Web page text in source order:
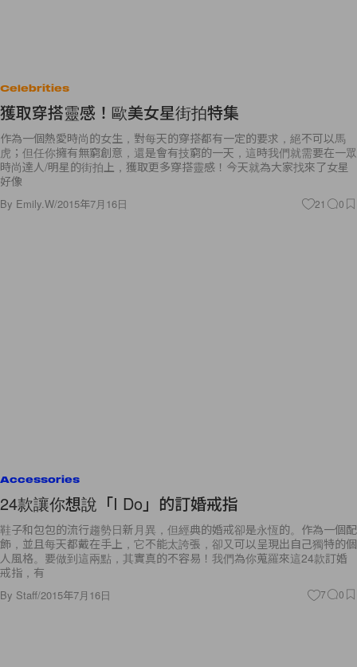
Celebrities
獲取穿搭靈感！歐美女星街拍特集
作為一個熱愛時尚的女生，對每天的穿搭都有一定的要求，絕不可以馬
虎；但任你擁有無窮創意，還是會有技窮的一天，這時我們就需要在一眾
時尚達人/明星的街拍上，獲取更多穿搭靈感！今天就為大家找來了女星
好像
By Emily.W/2015年7月16日 21 0
Accessories
24款讓你想說「I Do」的訂婚戒指
鞋子和包包的流行趨勢日新月異，但經典的婚戒卻是永恆的。作為一個配
飾，並且每天都戴在手上，它不能太誇張，卻又可以呈現出自己獨特的個
人風格。要做到這兩點，其實真的不容易！我們為你蒐羅來這24款訂婚
戒指，有
By Staff/2015年7月16日 7 0